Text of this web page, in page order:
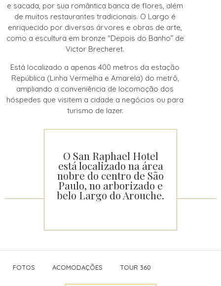
e sacada, por sua romântica banca de flores, além
de muitos restaurantes tradicionais. O Largo é
enriquecido por diversas árvores e obras de arte,
como a escultura em bronze “Depois do Banho” de
Victor Brecheret.
Está localizado a apenas 400 metros da estação
República (Linha Vermelha e Amarela) do metrô,
ampliando a conveniência de locomoção dos
hóspedes que visitem a cidade a negócios ou para
turismo de lazer.
O San Raphael Hotel
está localizado na área
nobre do centro de São
Paulo, no arborizado e
belo Largo do Arouche.
FOTOS ACOMODAÇÕES TOUR 360